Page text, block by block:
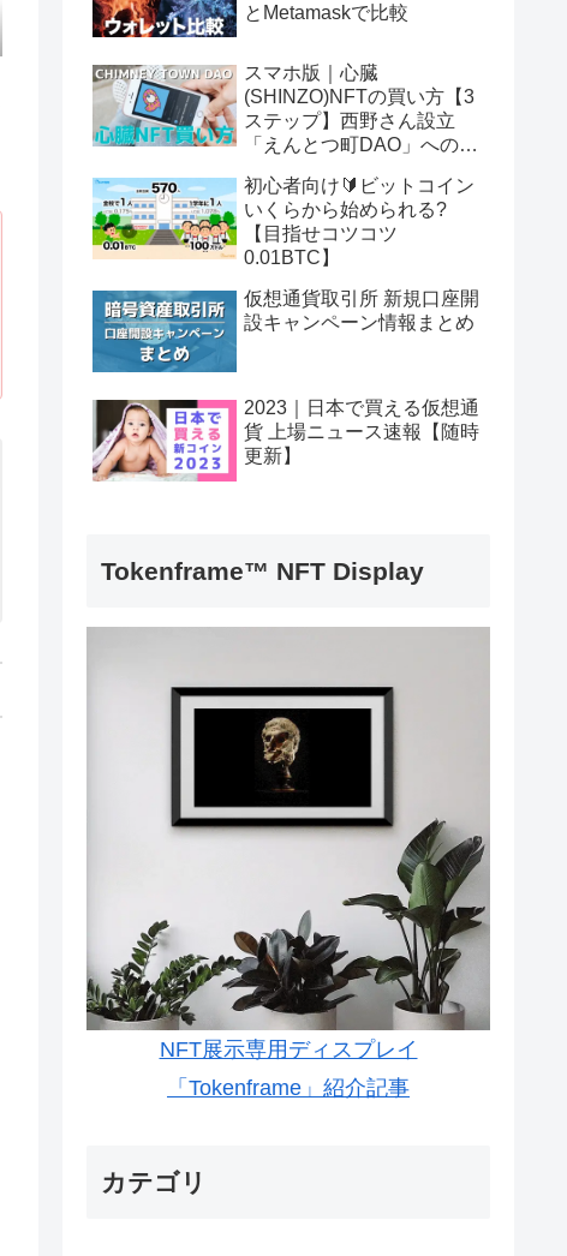
とMetamaskで比較
スマホ版｜心臓
(SHINZO)NFTの買い方【3
ステップ】西野さん設立
「えんとつ町DAO」へのパ
初心者向け🔰ビットコイン
いくらから始められる?
【目指せコツコツ
0.01BTC】
仮想通貨取引所 新規口座開
設キャンペーン情報まとめ
2023｜日本で買える仮想通
貨 上場ニュース速報【随時
更新】
Tokenframe™ NFT Display
NFT展示専用ディスプレイ
「Tokenframe」紹介記事
カテゴリ